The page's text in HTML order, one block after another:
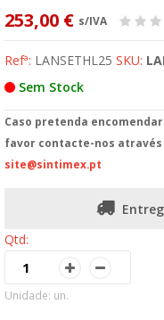
253,00 € s/IVA
Refª: LANSETHL25 SKU:
Sem Stock
Caso pretenda
favor contacte-nos através
site@sintimex.pt
Qtd:
Unidade: un.